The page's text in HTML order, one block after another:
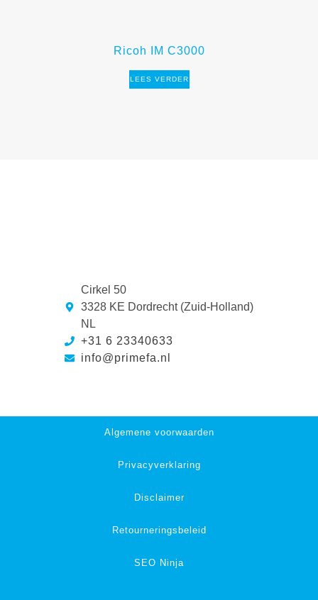
Ricoh IM C3000
LEES VERDER
Cirkel 50
3328 KE Dordrecht (Zuid-Holland)
NL
+31 6 23340633
info@primefa.nl
Algemene voorwaarden
Privacyverklaring
Disclaimer
Retourneringsbeleid
SEO Ninja